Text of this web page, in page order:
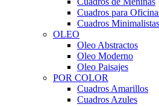
Cuadros para
Cuadros Minimalistas
OLEO
Oleo Abstractos
Oleo Moderno
Oleo Paisajes
POR COLOR
Cuadros Amarillos
Cuadros Azules